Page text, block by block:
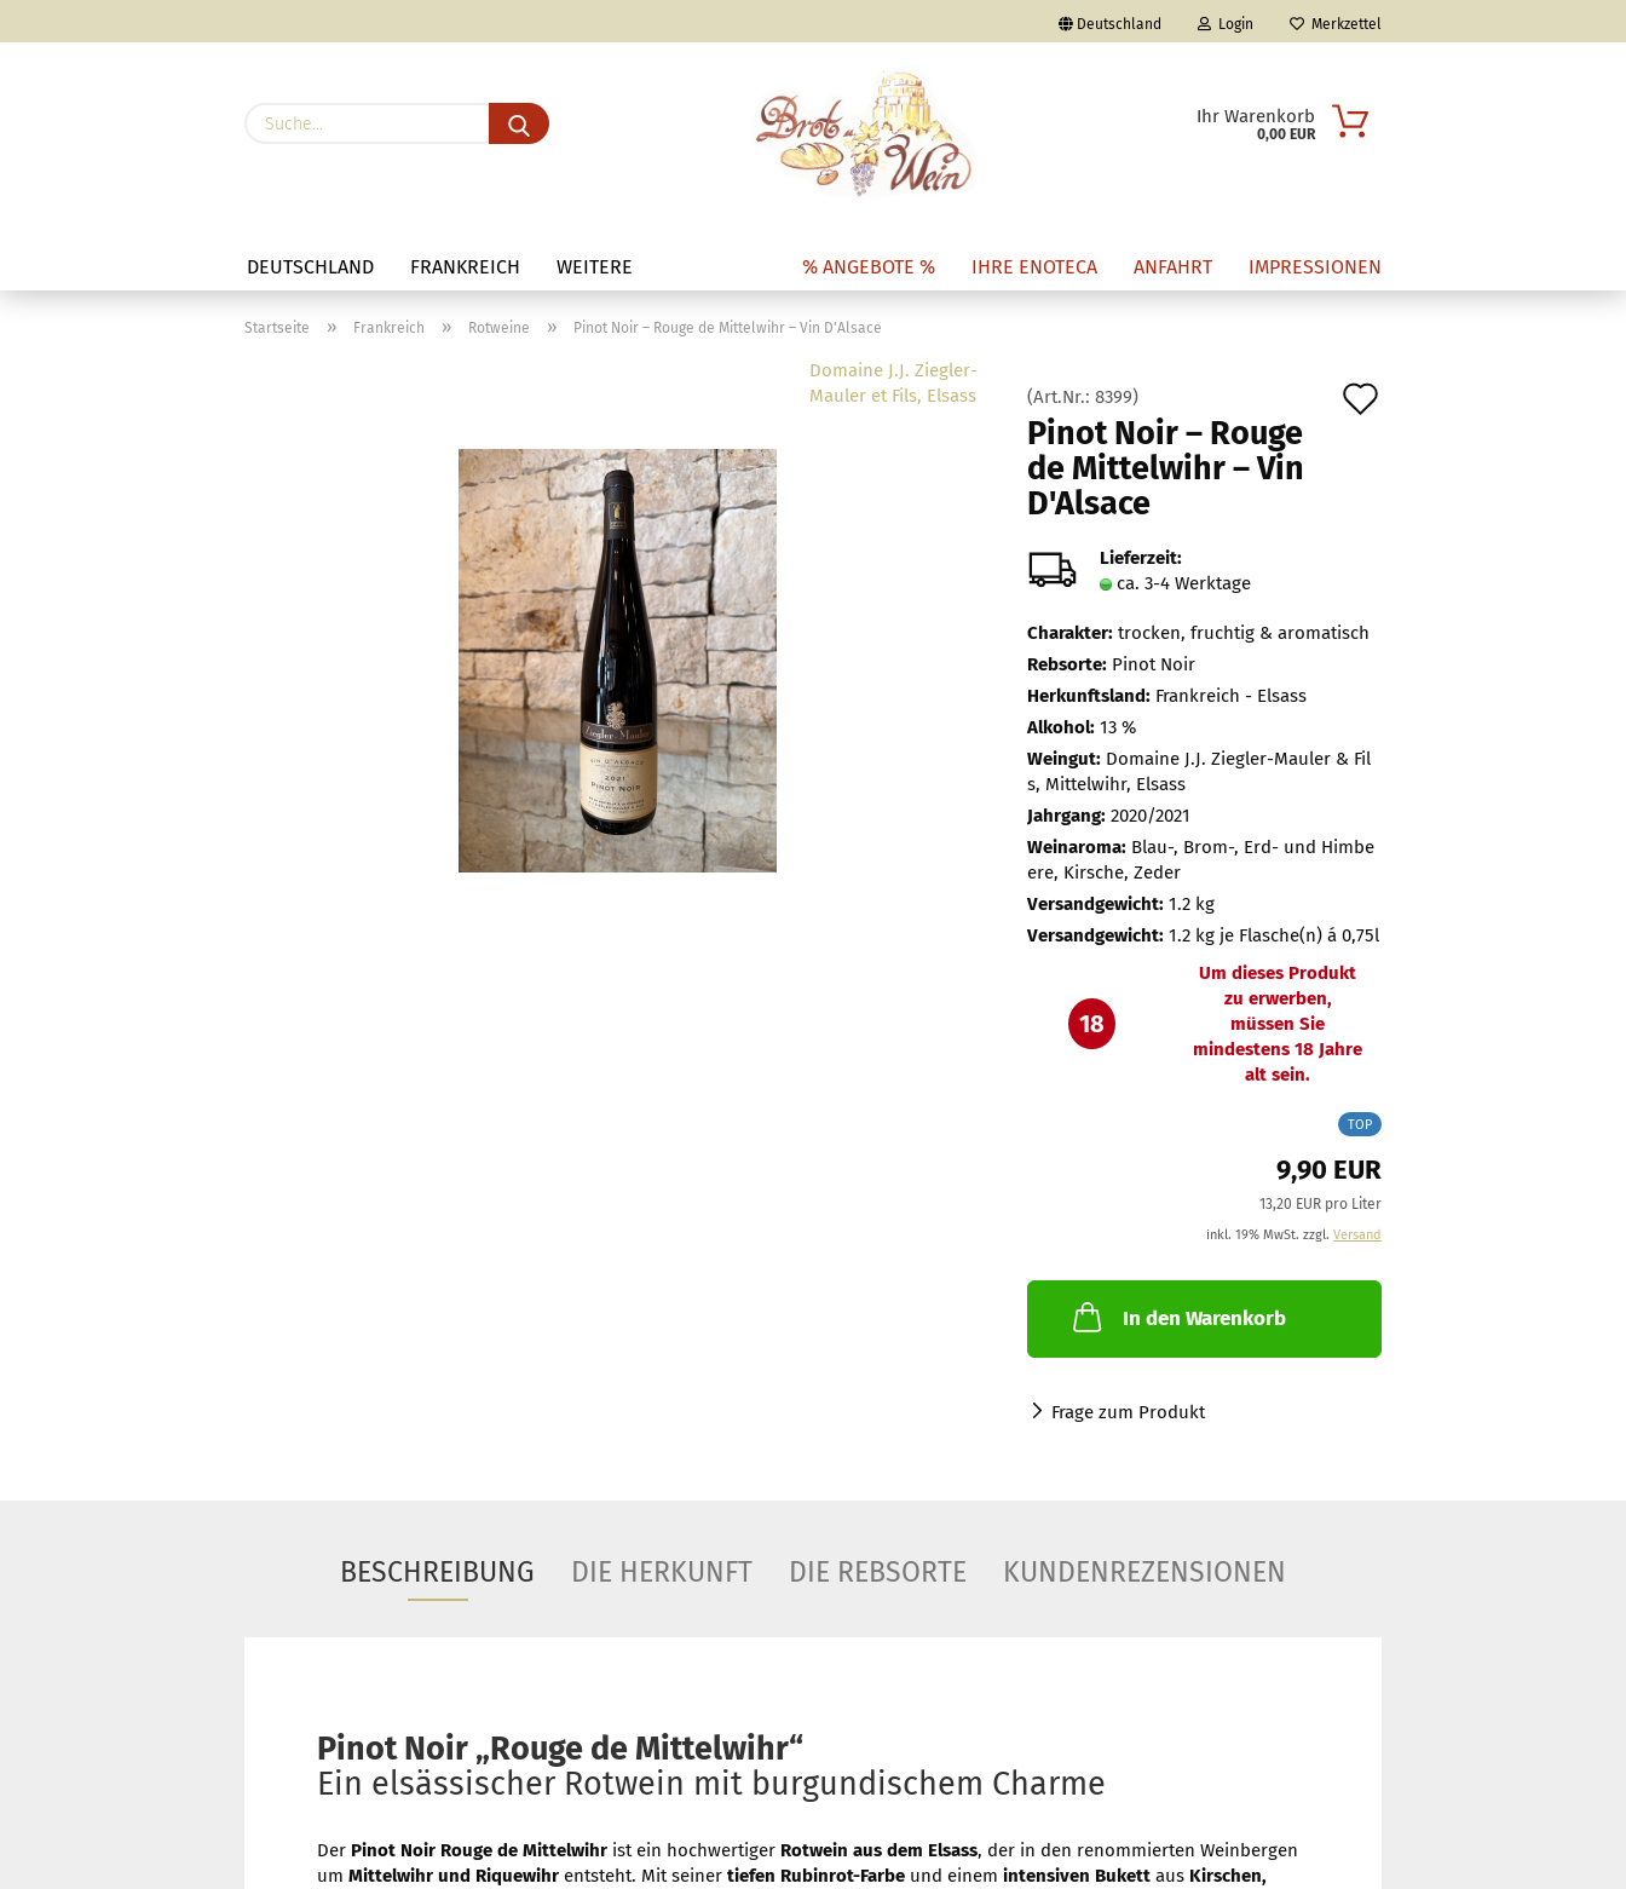
Deutschland
Lieferland
Login
E-Mail
Konto erstellen
Passwort vergessen?
Merkzettel
Suche... Ihr Warenkorb
0,00 EUR
DEUTSCHLAND FRANKREICH % ANGEBOTE % IHRE ENOTECA ANFAHRT IMPRESSIONEN
WEITERE
Startseite » Frankreich » Rotweine » Pinot Noir – Rouge de Mittelwihr – Vin D'Alsace
Domaine J.J. Ziegler-
Mauler et Fils, Elsass
(Art.Nr.: 8399)
Pinot Noir – Rouge
de Mittelwihr – Vin
D'Alsace
Lieferzeit:
ca. 3-4 Werktage
Charakter: trocken, fruchtig & aromatisch
Rebsorte: Pinot Noir
Herkunftsland: Frankreich - Elsass
Alkohol: 13 %
Weingut: Domaine J.J. Ziegler-Mauler & Fil
s, Mittelwihr, Elsass
Jahrgang: 2020/2021
Weinaroma: Blau-, Brom-, Erd- und Himbe
ere, Kirsche, Zeder
Versandgewicht: 1.2 kg
Versandgewicht: 1.2kg je Flasche(n) á 0,75l
18
Um dieses Produkt
zu erwerben,
müssen Sie
mindestens 18 Jahre
alt sein.
TOP
9,90 EUR
13,20 EUR pro Liter
inkl. 19% MwSt. zzgl. Versand
In den Warenkorb
Frage zum Produkt
BESCHREIBUNG DIE HERKUNFT DIE REBSORTE KUNDENREZENSIONEN
Pinot Noir „Rouge de Mittelwihr“
Ein elsässischer Rotwein mit burgundischem Charme
Der Pinot Noir Rouge de Mittelwihr ist ein hochwertiger Rotwein aus dem Elsass, der in den renommierten Weinbergen
um Mittelwihr und Riquewihr entsteht. Mit seiner tiefen Rubinrot-Farbe und einem intensiven Bukett aus Kirschen,